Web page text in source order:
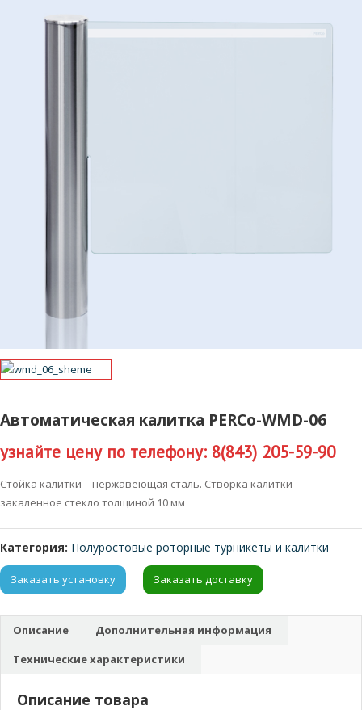
Автоматическая калитка PERCo-WMD-06
узнайте цену по телефону: 8(843) 205-59-90
Стойка калитки – нержавеющая сталь. Створка калитки –
закаленное стекло толщиной 10 мм
Категория: Полуростовые роторные турникеты и калитки
Заказать установку Заказать доставку
Описание
Дополнительная информация
Технические характеристики
Описание товара